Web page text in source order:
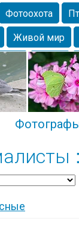
Фотоохота
Живой мир
Глаза Крым
Чайка